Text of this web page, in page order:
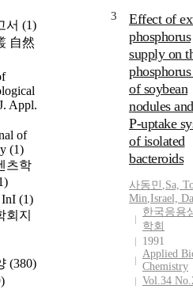
서 (1)
自然
Appl.
of
(1)
츠학
InI (1)
회지
(380)
3
Effect of
phosphorus
supply on
of soybean
nodules
P-uptake
of isolated
bacteroids
사동민 ,Sa,
Min,Israel,
한국응용
학회
1991
Applied
Chemistry
Vol.34